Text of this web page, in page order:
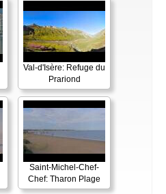
Val-d'Isère: Refuge du
Prariond
Saint-Michel-Chef-
Chef: Tharon Plage